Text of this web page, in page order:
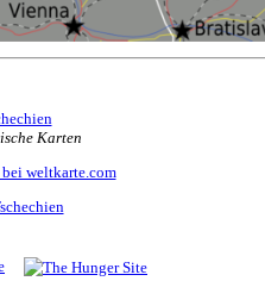
Karten
weltkarte.com